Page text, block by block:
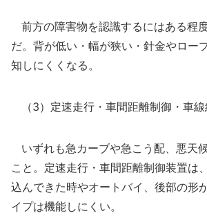
前方の障害物を認識するにはある程
だ。背が低い・幅が狭い・針金やロー
知しにくくなる。
（3）定速走行・車間距離制御・車線
いずれも急カーブや急こう配、悪天
こと。定速走行・車間距離制御装置は
込んできた時やオートバイ、後部の形
イプは機能しにくい。